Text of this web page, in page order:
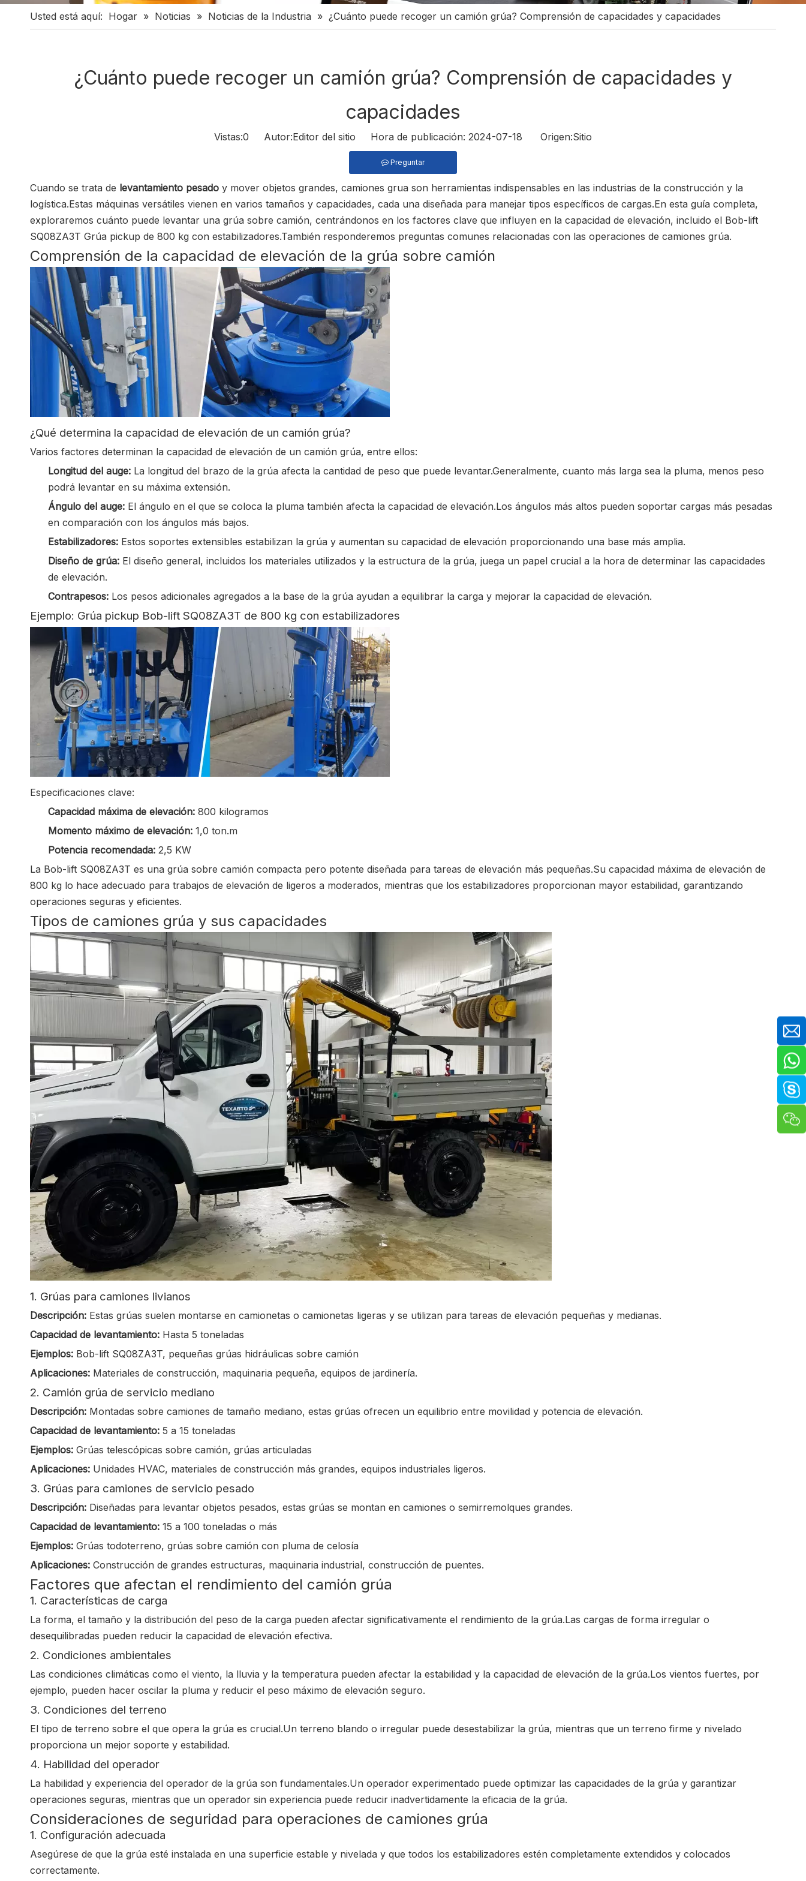
Usted está aquí: Hogar » Noticias » Noticias de la Industria » ¿Cuánto puede recoger un camión grúa? Comprensión de capacidades y capacidades
¿Cuánto puede recoger un camión grúa? Comprensión de capacidades y
capacidades
Vistas:0 Autor:Editor del sitio Hora de publicación: 2024-07-18 Origen:Sitio
Preguntar
Cuando se trata de levantamiento pesado y mover objetos grandes, camiones grua son herramientas indispensables en las industrias de la construcción y la
logística.Estas máquinas versátiles vienen en varios tamaños y capacidades, cada una diseñada para manejar tipos específicos de cargas.En esta guía completa,
exploraremos cuánto puede levantar una grúa sobre camión, centrándonos en los factores clave que influyen en la capacidad de elevación, incluido el Bob-lift
SQ08ZA3T Grúa pickup de 800 kg con estabilizadores.También responderemos preguntas comunes relacionadas con las operaciones de camiones grúa.
Comprensión de la capacidad de elevación de la grúa sobre camión
¿Qué determina la capacidad de elevación de un camión grúa?
Varios factores determinan la capacidad de elevación de un camión grúa, entre ellos:
Longitud del auge: La longitud del brazo de la grúa afecta la cantidad de peso que puede levantar.Generalmente, cuanto más larga sea la pluma, menos peso
podrá levantar en su máxima extensión.
Ángulo del auge: El ángulo en el que se coloca la pluma también afecta la capacidad de elevación.Los ángulos más altos pueden soportar cargas más pesadas
en comparación con los ángulos más bajos.
Estabilizadores: Estos soportes extensibles estabilizan la grúa y aumentan su capacidad de elevación proporcionando una base más amplia.
Diseño de grúa: El diseño general, incluidos los materiales utilizados y la estructura de la grúa, juega un papel crucial a la hora de determinar las capacidades
de elevación.
Contrapesos: Los pesos adicionales agregados a la base de la grúa ayudan a equilibrar la carga y mejorar la capacidad de elevación.
Ejemplo: Grúa pickup Bob-lift SQ08ZA3T de 800 kg con estabilizadores
Especificaciones clave:
Capacidad máxima de elevación: 800 kilogramos
Momento máximo de elevación: 1,0 ton.m
Potencia recomendada: 2,5 KW
La Bob-lift SQ08ZA3T es una grúa sobre camión compacta pero potente diseñada para tareas de elevación más pequeñas.Su capacidad máxima de elevación de
800 kg lo hace adecuado para trabajos de elevación de ligeros a moderados, mientras que los estabilizadores proporcionan mayor estabilidad, garantizando
operaciones seguras y eficientes.
Tipos de camiones grúa y sus capacidades
1. Grúas para camiones livianos
Descripción: Estas grúas suelen montarse en camionetas o camionetas ligeras y se utilizan para tareas de elevación pequeñas y medianas.
Capacidad de levantamiento: Hasta 5 toneladas
Ejemplos: Bob-lift SQ08ZA3T, pequeñas grúas hidráulicas sobre camión
Aplicaciones: Materiales de construcción, maquinaria pequeña, equipos de jardinería.
2. Camión grúa de servicio mediano
Descripción: Montadas sobre camiones de tamaño mediano, estas grúas ofrecen un equilibrio entre movilidad y potencia de elevación.
Capacidad de levantamiento: 5 a 15 toneladas
Ejemplos: Grúas telescópicas sobre camión, grúas articuladas
Aplicaciones: Unidades HVAC, materiales de construcción más grandes, equipos industriales ligeros.
3. Grúas para camiones de servicio pesado
Descripción: Diseñadas para levantar objetos pesados, estas grúas se montan en camiones o semirremolques grandes.
Capacidad de levantamiento: 15 a 100 toneladas o más
Ejemplos: Grúas todoterreno, grúas sobre camión con pluma de celosía
Aplicaciones: Construcción de grandes estructuras, maquinaria industrial, construcción de puentes.
Factores que afectan el rendimiento del camión grúa
1. Características de carga
La forma, el tamaño y la distribución del peso de la carga pueden afectar significativamente el rendimiento de la grúa.Las cargas de forma irregular o
desequilibradas pueden reducir la capacidad de elevación efectiva.
2. Condiciones ambientales
Las condiciones climáticas como el viento, la lluvia y la temperatura pueden afectar la estabilidad y la capacidad de elevación de la grúa.Los vientos fuertes, por
ejemplo, pueden hacer oscilar la pluma y reducir el peso máximo de elevación seguro.
3. Condiciones del terreno
El tipo de terreno sobre el que opera la grúa es crucial.Un terreno blando o irregular puede desestabilizar la grúa, mientras que un terreno firme y nivelado
proporciona un mejor soporte y estabilidad.
4. Habilidad del operador
La habilidad y experiencia del operador de la grúa son fundamentales.Un operador experimentado puede optimizar las capacidades de la grúa y garantizar
operaciones seguras, mientras que un operador sin experiencia puede reducir inadvertidamente la eficacia de la grúa.
Consideraciones de seguridad para operaciones de camiones grúa
1. Configuración adecuada
Asegúrese de que la grúa esté instalada en una superficie estable y nivelada y que todos los estabilizadores estén completamente extendidos y colocados
correctamente.